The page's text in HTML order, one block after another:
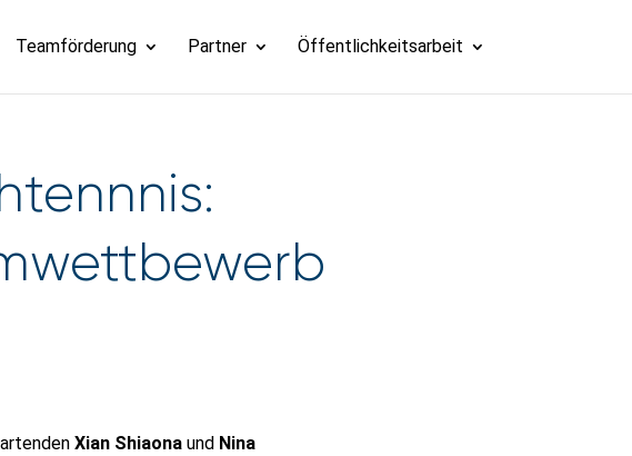
Teamförderung Partner Öffentlichkeitsarbeit
Xian Shiaona und Nina